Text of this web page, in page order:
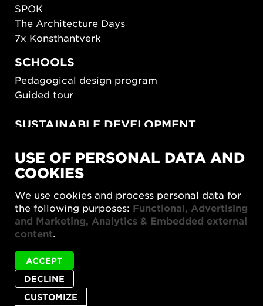
Status
message
Livesändning Samtal med formgivarduon
LantzVarghans is not available in English.
SPOK
The Architecture Days
7x Konsthantverk
SCHOOLS
Pedagogical design program
Guided tour
SUSTAINABLE DEVELOPMENT
SUSTAINORDIC
Share Future Living
What Matter_s
Privacy policy
Cookie settings
© 2026 Form/Design Center
USE OF PERSONAL DATA AND
COOKIES
We use cookies and process personal data for
the following purposes: Functional, Advertising
and Marketing, Analytics & Embedded external
content.
CUSTOMIZE
DECLINE
ACCEPT